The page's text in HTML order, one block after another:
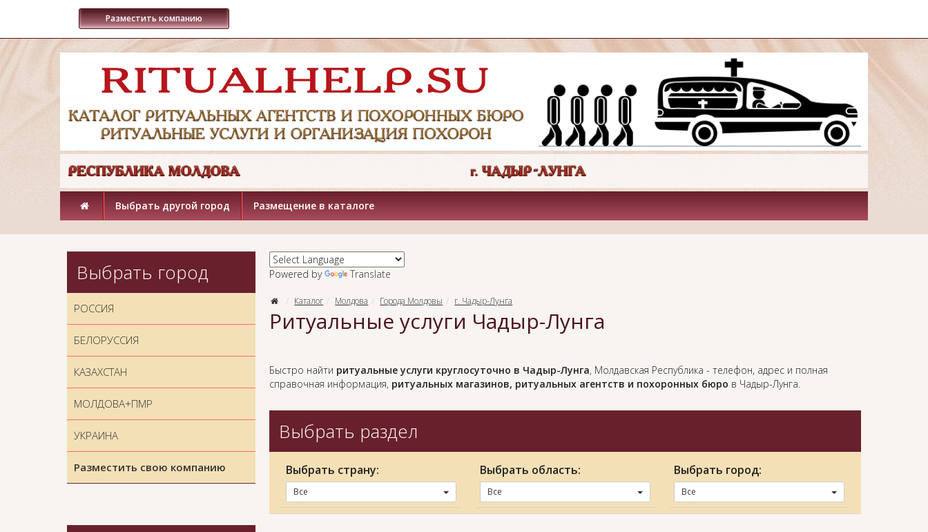
Разместить компанию
Выбрать другой город Размещение в каталоге
Powered by Translate
Каталог Молдова Города Молдовы г. Чадыр-Лунга
Ритуальные услуги Чадыр-Лунга
Быстро найти ритуальные услуги круглосуточно в Чадыр-Лунга, Мол­давс­кая Рес­пуб­ли­ка - телефон, адрес и полная
справочная информация, ритуальных магазинов, ритуальных агентств и похоронных бюро в Чадыр-Лунга.
Выбрать раздел
Выбрать страну:
Все
Выбрать область:
Все
Выбрать город:
Все
Выбрать город
РОССИЯ
БЕЛОРУССИЯ
КАЗАХСТАН
МОЛДОВА+ПМР
УКРАИНА
Разместить свою компанию